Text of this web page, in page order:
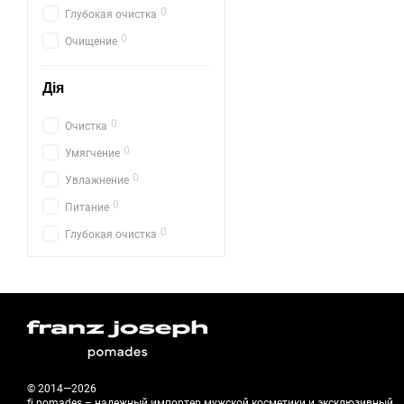
Глубокая очистка 0
Очищение 0
Дія
Очистка 0
Умягчение 0
Увлажнение 0
Питание 0
Глубокая очистка 0
© 2014—2026